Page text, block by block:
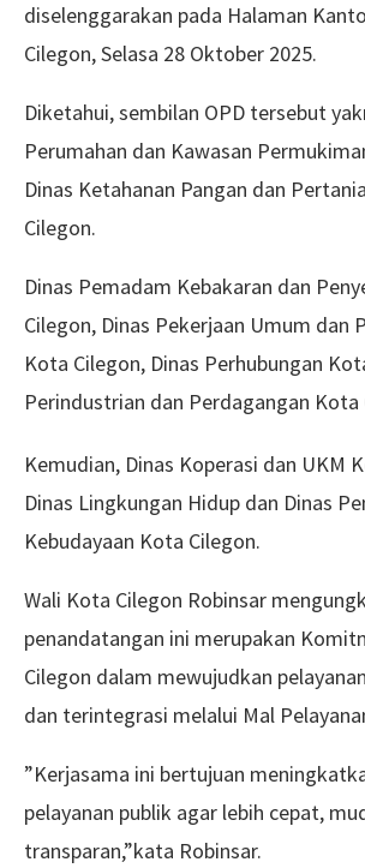
diselenggarakan pada Halaman
Cilegon, Selasa 28 Oktober 2025.
Diketahui, sembilan OPD tersebut
Perumahan dan Kawasan
Dinas Ketahanan Pangan dan
Cilegon.
Dinas Pemadam Kebakaran dan
Cilegon, Dinas Pekerjaan Umum dan
Kota Cilegon, Dinas Perhubungan
Perindustrian dan Perdagangan Kota
Kemudian, Dinas Koperasi dan UKM
Dinas Lingkungan Hidup dan Dinas
Kebudayaan Kota Cilegon.
Wali Kota Cilegon Robinsar
penandatangan ini merupakan
Cilegon dalam mewujudkan
dan terintegrasi melalui Mal
”Kerjasama ini bertujuan
pelayanan publik agar lebih cepat,
transparan,”kata Robinsar.